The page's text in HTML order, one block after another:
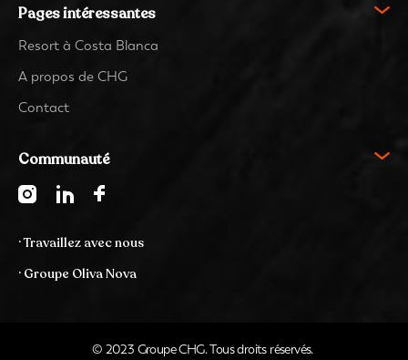
Pages intéressantes
Resort à Costa Blanca
A propos de CHG
Contact
Communauté
· Travaillez avec nous
· Groupe Oliva Nova
© 2023 Groupe CHG. Tous droits réservés.